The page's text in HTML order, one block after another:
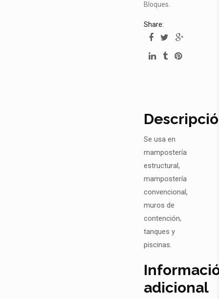
Bloques
Share:
Se usa en
mampostería
estructural,
mampostería
convencional,
muros de
contención,
tanques y
piscinas.
adicional